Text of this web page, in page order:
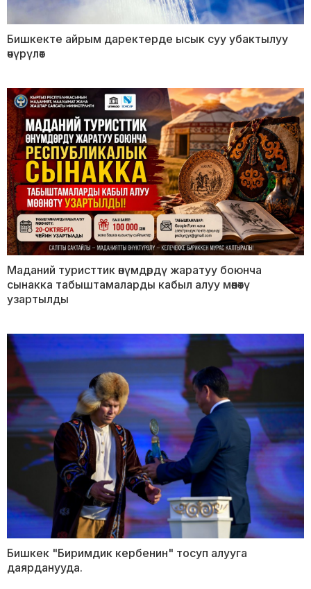
Бишкекте айрым даректерде ысык суу убактылуу
өчүрүлөт
Маданий туристтик өнүмдөрдү жаратуу боюнча
сынакка табыштамаларды кабыл алуу мөөнөтү
узартылды
Бишкек "Биримдик кербенин" тосуп алууга
даярданууда.